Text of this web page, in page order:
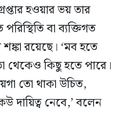
হওয়ার ভয় তার
বা ব্যক্তিগত
রয়েছে। ‘মব হতে
থেকেও কিছু হতে পারে।
তো থাকা উচিত,
দায়িত্ব নেবে,’ বলেন